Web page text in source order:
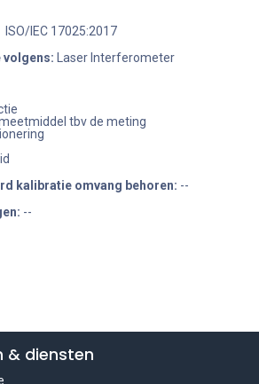
ISO/IEC 17025:2017
volgens: Laser Interferometer
tbv de meting
kalibratie omvang behoren: --
--
& diensten